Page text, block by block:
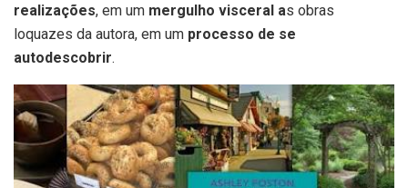
realizações, em um mergulho visceral as obras
loquazes da autora, em um processo de se
autodescobrir.